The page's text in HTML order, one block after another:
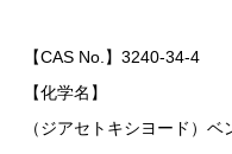
【CAS No.】3240-34-4
【化学名】
（ジアセトキシヨード）ベ